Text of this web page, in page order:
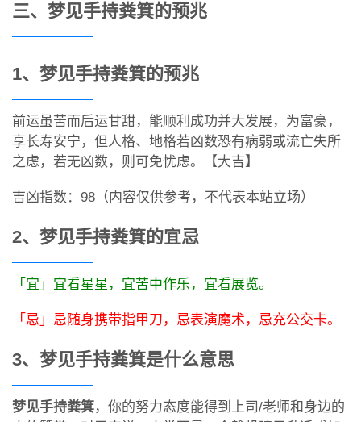
三、梦见手持粪箕的预兆
1、梦见手持粪箕的预兆
前运虽苦而后运甘甜，能顺利成功并大发展，为富豪，
享长寿安宁，但人格、地格若凶数恐有病弱或流亡失所
之虑，若无凶数，则可免忧虑。【大吉】
吉凶指数：98（内容仅供参考，不代表本站立场）
2、梦见手持粪箕的宜忌
「宜」宜看星星，宜苦中作乐，宜看展览。
「忌」忌随身携带指甲刀，忌表演魔术，忌充公交卡。
3、梦见手持粪箕是什么意思
梦见手持粪箕，你的努力态度能得到上司/老师和身边的